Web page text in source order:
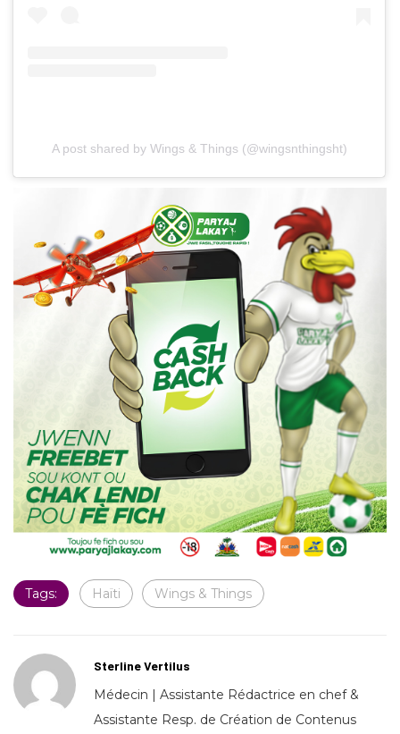
A post shared by Wings & Things (@wingsnthingsht)
Tags: Haïti Wings & Things
Sterline Vertilus
Médecin | Assistante Rédactrice en chef &
Assistante Resp. de Création de Contenus